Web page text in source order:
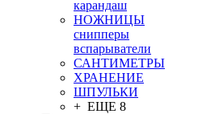
карандаш
НОЖНИЦЫ
снипперы
вспарыватели
САНТИМЕТРЫ
ХРАНЕНИЕ
ШПУЛЬКИ
+ ЕЩЕ 8